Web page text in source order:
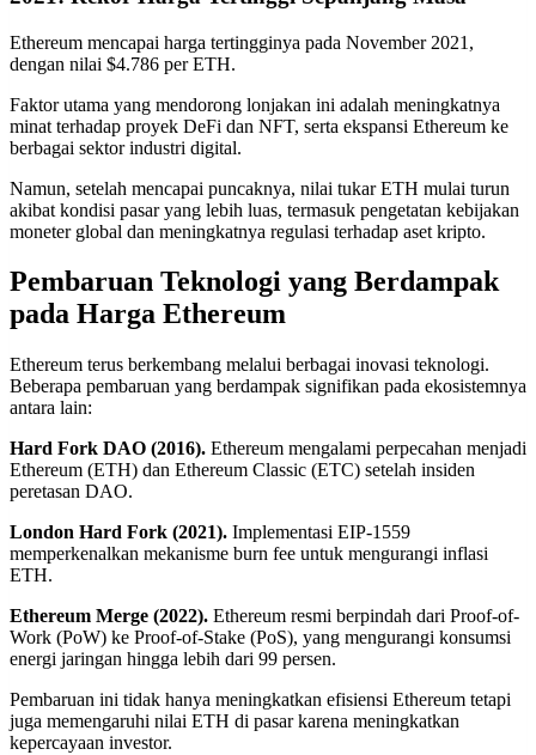
Ethereum mencapai harga tertingginya pada November 2021,
dengan nilai $4.786 per ETH.
Faktor utama yang mendorong lonjakan ini adalah meningkatnya
minat terhadap proyek DeFi dan NFT, serta ekspansi Ethereum ke
berbagai sektor industri digital.
Namun, setelah mencapai puncaknya, nilai tukar ETH mulai turun
akibat kondisi pasar yang lebih luas, termasuk pengetatan kebijakan
moneter global dan meningkatnya regulasi terhadap aset kripto.
Pembaruan Teknologi yang Berdampak
pada Harga Ethereum
Ethereum terus berkembang melalui berbagai inovasi teknologi.
Beberapa pembaruan yang berdampak signifikan pada ekosistemnya
antara lain:
Hard Fork DAO (2016). Ethereum mengalami perpecahan menjadi
Ethereum (ETH) dan Ethereum Classic (ETC) setelah insiden
peretasan DAO.
London Hard Fork (2021). Implementasi EIP-1559
memperkenalkan mekanisme burn fee untuk mengurangi inflasi
ETH.
Ethereum Merge (2022). Ethereum resmi berpindah dari Proof-of-
Work (PoW) ke Proof-of-Stake (PoS), yang mengurangi konsumsi
energi jaringan hingga lebih dari 99 persen.
Pembaruan ini tidak hanya meningkatkan efisiensi Ethereum tetapi
juga memengaruhi nilai ETH di pasar karena meningkatkan
kepercayaan investor.